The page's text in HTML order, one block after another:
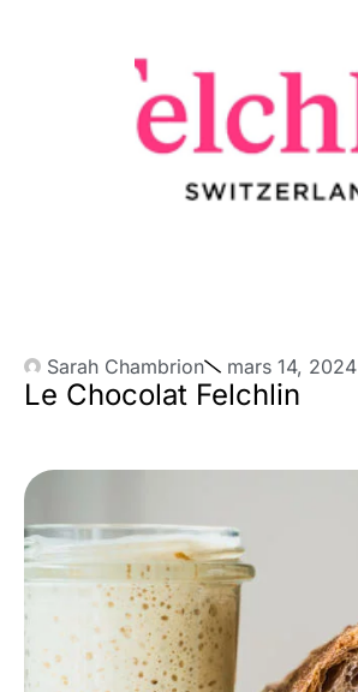
Sarah Chambrion mars 14, 2024
Le Chocolat Felchlin